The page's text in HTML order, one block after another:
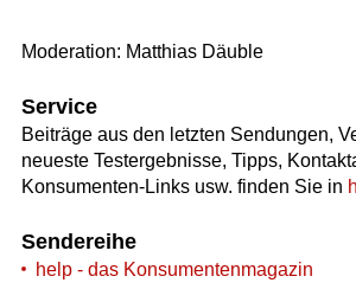
Moderation: Matthias Däuble
Service
Beiträge aus den letzten Sendungen,
neueste Testergebnisse, Tipps,
Konsumenten-Links usw. finden Sie in
Sendereihe
help - das Konsumentenmagazin